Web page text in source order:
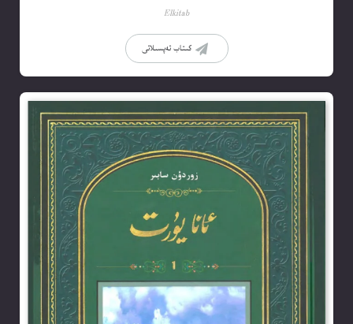
Elkitab
كىتاب تەپسىلاتى